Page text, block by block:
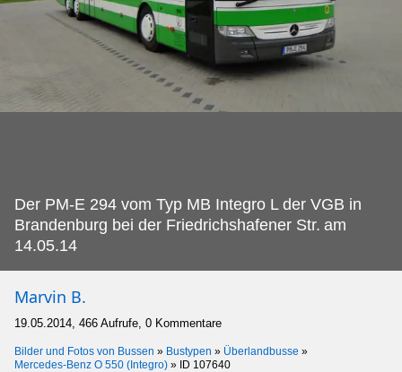
Der PM-E 294 vom Typ MB Integro L der VGB in
Brandenburg bei der Friedrichshafener Str. am
14.05.14
Marvin B.
19.05.2014, 466 Aufrufe, 0 Kommentare
Bilder und Fotos von Bussen » Bustypen » Überlandbusse »
Mercedes-Benz O 550 (Integro) » ID 107640